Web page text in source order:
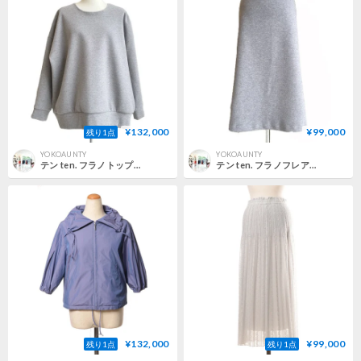
残り1点 ¥132,000
YOKOAUNTY
テン ten. フラノトップス長袖 圧縮フラノジャージー ヘザーグレー 正規取扱
¥99,000
YOKOAUNTY
テン ten. フラノフレアースカート 圧縮フラノ ヘザーグレー 正規取扱
残り1点 ¥132,000 残り1点 ¥99,000